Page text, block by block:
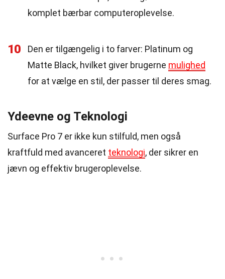
komplet bærbar computeroplevelse.
10
Den er tilgængelig i to farver: Platinum og
Matte Black, hvilket giver brugerne mulighed
for at vælge en stil, der passer til deres smag.
Ydeevne og Teknologi
Surface Pro 7 er ikke kun stilfuld, men også
kraftfuld med avanceret teknologi, der sikrer en
jævn og effektiv brugeroplevelse.